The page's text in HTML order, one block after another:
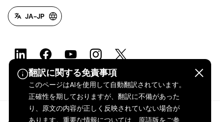
翻訳に関する免責事項
このページはAIを使用して自動翻訳されています。
正確性を期しておりますが、翻訳に不備があった
り、原文の内容が正しく反映されていない場合が
あります。重要な情報については、原語版をご参
JA-JP